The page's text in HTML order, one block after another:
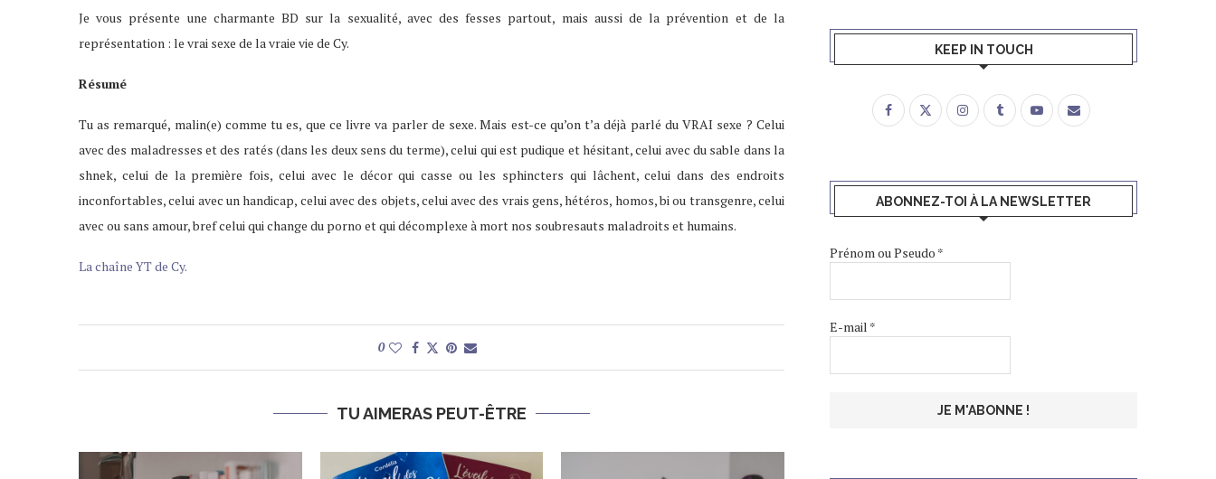
Je vous présente une charmante BD sur la sexualité, avec des fesses partout, mais aussi de la prévention et de la
représentation : le vrai sexe de la vraie vie de Cy.
Résumé
Tu as remarqué, malin(e) comme tu es, que ce livre va parler de sexe. Mais est-ce qu’on t’a déjà parlé du VRAI sexe ? Celui
avec des maladresses et des ratés (dans les deux sens du terme), celui qui est pudique et hésitant, celui avec du sable dans la
shnek, celui de la première fois, celui avec le décor qui casse ou les sphincters qui lâchent, celui dans des endroits
inconfortables, celui avec un handicap, celui avec des objets, celui avec des vrais gens, hétéros, homos, bi ou transgenre, celui
avec ou sans amour, bref celui qui change du porno et qui décomplexe à mort nos soubresauts maladroits et humains.
La chaîne YT de Cy.
0
TU AIMERAS PEUT-ÊTRE
KEEP IN TOUCH
ABONNEZ-TOI À LA NEWSLETTER
Prénom ou Pseudo *
E-mail *